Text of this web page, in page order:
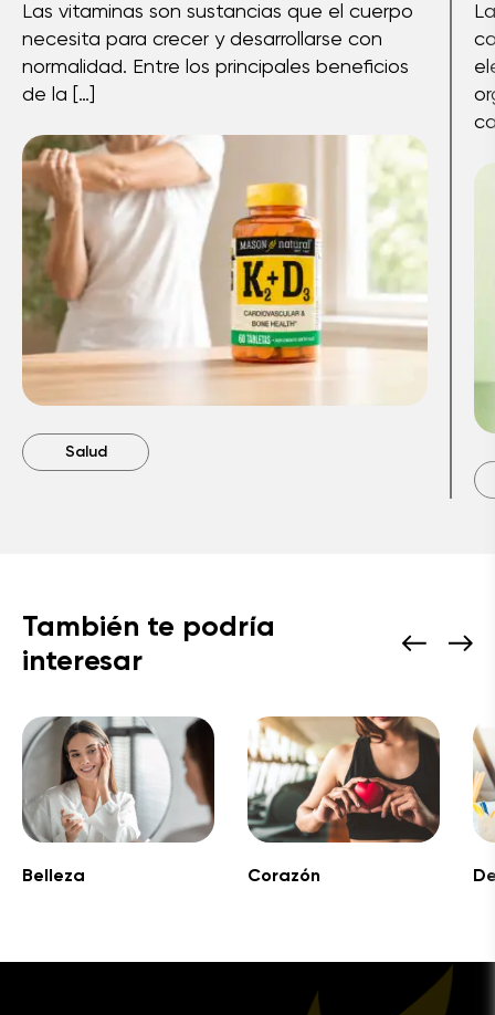
Las vitaminas son sustancias que el cuerpo
necesita para crecer y desarrollarse con
normalidad. Entre los principales beneficios
de la […]
Salud
También te podría
interesar
Belleza Corazón